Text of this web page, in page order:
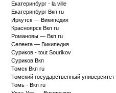
Екатеринбург - la ville
Екатеринбург Вкп ru
Иркутск — Википедия
Красноярск Вкп ru
Романовы — Вкп ru
Селенга — Википедия
Суриков - tout Sourikov
Суриков Вкп
Томск Вкп ru
Томский государственный университет
Томь - Вкп ru